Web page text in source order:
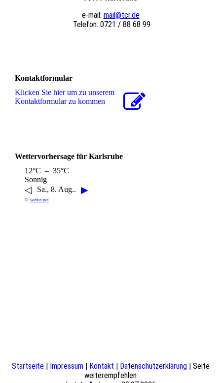
e-mail: mail@tcr.de
Telefon: 0721 / 88 68 99
Kontaktformular
Klicken Sie hier um zu unserem
Kon­takt­for­mu­lar zu kommen
Wettervorhersage für Karlsruhe
12°C – 35°C
Sonnig
◁ Sa., 8. Aug.. ▶
© wetter.net
Startseite| Impressum| Kontakt | Datenschutzerklärung| Seite
weiterempfehlen